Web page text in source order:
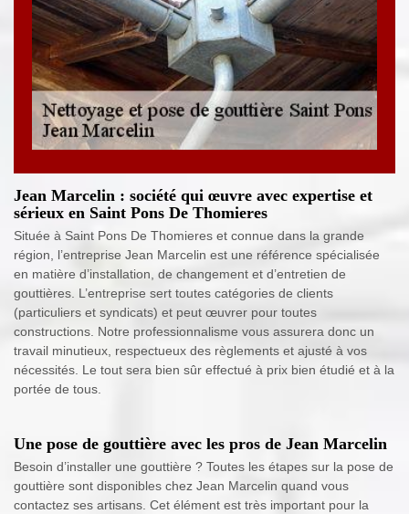
Jean Marcelin : société qui œuvre avec expertise et
sérieux en Saint Pons De Thomieres
Située à Saint Pons De Thomieres et connue dans la grande
région, l’entreprise Jean Marcelin est une référence spécialisée
en matière d’installation, de changement et d’entretien de
gouttières. L’entreprise sert toutes catégories de clients
(particuliers et syndicats) et peut œuvrer pour toutes
constructions. Notre professionnalisme vous assurera donc un
travail minutieux, respectueux des règlements et ajusté à vos
nécessités. Le tout sera bien sûr effectué à prix bien étudié et à la
portée de tous.
Une pose de gouttière avec les pros de Jean Marcelin
Besoin d’installer une gouttière ? Toutes les étapes sur la pose de
gouttière sont disponibles chez Jean Marcelin quand vous
contactez ses artisans. Cet élément est très important pour la